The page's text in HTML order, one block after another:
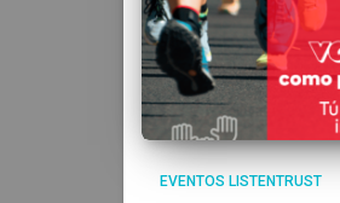
EVENTOS LISTENTRUST